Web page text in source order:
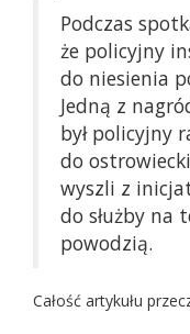
Podczas
że policyjny
do niesienia
Jedną z
był policyjny
do
wyszli z
do służby na
powodzią.
Całość artykułu